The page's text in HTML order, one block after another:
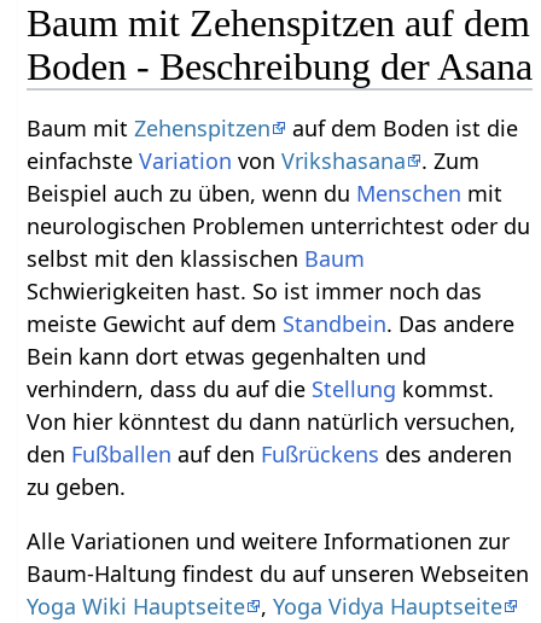
Baum mit Zehenspitzen auf dem
Boden - Beschreibung der Asana
Baum mitZehenspitzen
auf dem Boden ist die
einfachsteVariation vonVrikshasana
. Zum
Beispiel auch zu üben, wenn du Menschen mit
neurologischen Problemen unterrichtest oder du
selbst mit den klassischen Baum
Schwierigkeiten hast. So ist immer noch das
meiste Gewicht auf dem Standbein. Das andere
Bein kann dort etwas gegenhalten und
verhindern, dass du auf die Stellung kommst.
Von hier könntest du dann natürlich versuchen,
den Fußballen auf den Fußrückens des anderen
zu geben.
Alle Variationen und weitere Informationen zur
Baum-Haltung findest du auf unseren Webseiten
Yoga Wiki Hauptseite ,Yoga Vidya Hauptseite